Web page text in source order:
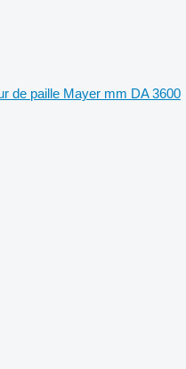
de paille Mayer mm DA 3600